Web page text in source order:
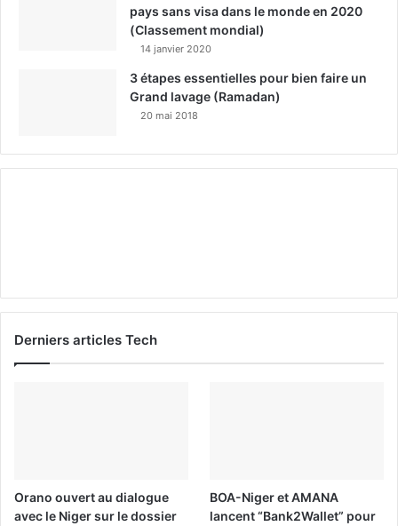
pays sans visa dans le monde en 2020
(Classement mondial)
14 janvier 2020
3 étapes essentielles pour bien faire un
Grand lavage (Ramadan)
20 mai 2018
Derniers articles Tech
Orano ouvert au dialogue
avec le Niger sur le dossier
BOA-Niger et AMANA
lancent “Bank2Wallet” pour